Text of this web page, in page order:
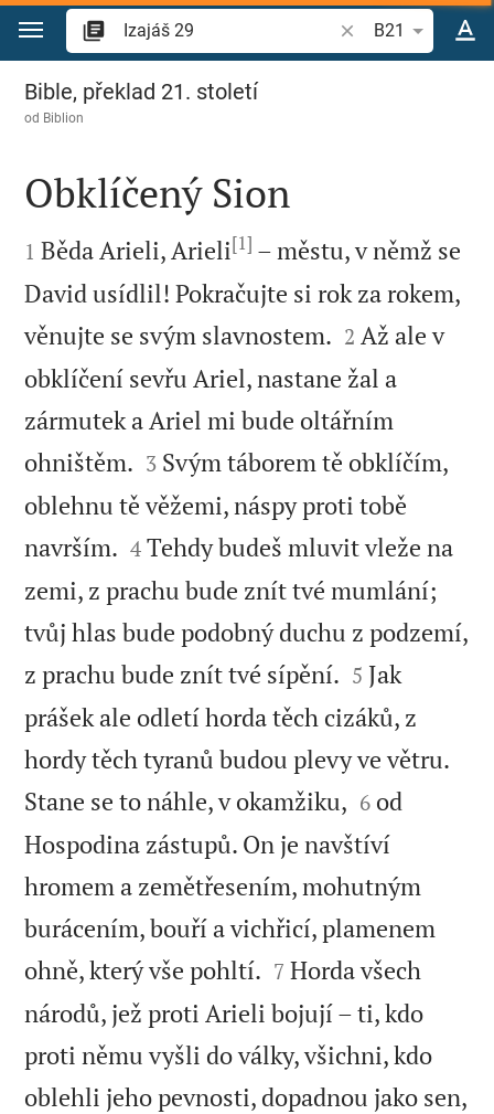
Přejít na obsah
Vyhledat biblický
B21
Izajáš 29
Bible, překlad 21. století
od Biblion

Obklíčený Sion

1 Běda Arieli, Arieli[1] – městu, v němž se
David usídlil! Pokračujte si rok za rokem,
věnujte se svým slavnostem. 

2 Až ale v
obklíčení sevřu Ariel, nastane žal a
zármutek a Ariel mi bude oltářním
ohništěm. 

3 Svým táborem tě obklíčím,
oblehnu tě věžemi, náspy proti tobě
navrším. 

4 Tehdy budeš mluvit vleže na
zemi, z prachu bude znít tvé mumlání;
tvůj hlas bude podobný duchu z podzemí,
z prachu bude znít tvé sípění. 

5 Jak
prášek ale odletí horda těch cizáků, z
hordy těch tyranů budou plevy ve větru.
Stane se to náhle, v okamžiku, 

6 od
Hospodina zástupů. On je navštíví
hromem a zemětřesením, mohutným
burácením, bouří a vichřicí, plamenem
ohně, který vše pohltí. 

7 Horda všech
národů, jež proti Arieli bojují – ti, kdo
proti němu vyšli do války, všichni, kdo
oblehli jeho pevnosti, dopadnou jako sen,